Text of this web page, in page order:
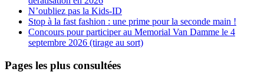
N’oubliez pas la Kids-ID
Stop à la fast fashion : une prime pour la seconde main !
Concours pour participer au Memorial Van Damme le 4
septembre 2026 (tirage au sort)
Pages les plus consultées